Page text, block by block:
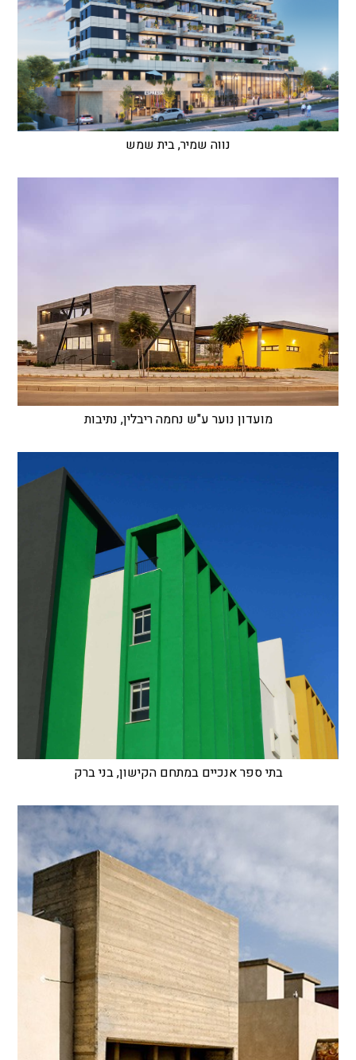
נווה שמיר, בית שמש
מועדון נוער ע"ש נחמה ריבלין, נתיבות
בתי ספר אנכיים במתחם הקישון, בני ברק